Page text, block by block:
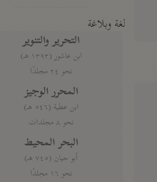
لغة وبلاغة
التحرير والتنوير
ابن عاشور (١٣٩٣ هـ)
نحو ٢٤ مجلدًا
المحرر الوجيز
ابن عطية (٥٤٦ هـ)
نحو ٨ مجلدات
البحر المحيط
أبو حيان (٧٤٥ هـ)
نحو ١٦ مجلدًا